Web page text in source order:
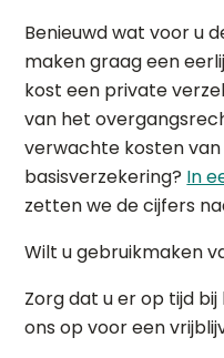
Benieuwd wat voor u
maken graag een
kost een private
van het
verwachte kosten
basisverzekering? In
zetten we de cijfers
Wilt u gebruikmaken
Zorg dat u er op tijd
ons op voor een